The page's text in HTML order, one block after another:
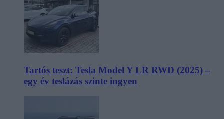
Tartós teszt: Tesla Model Y LR RWD (2025) –
egy év teslázás szinte ingyen